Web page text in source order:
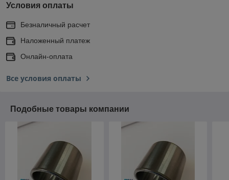
Условия оплаты
Безналичный расчет
Наложенный платеж
Онлайн-оплата
Все условия оплаты
Подобные товары компании